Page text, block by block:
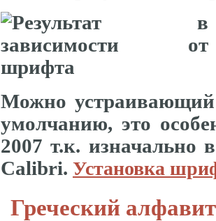
Можно
умолчанию, это
2007 т.к.
Calibri. Установка
Греческий